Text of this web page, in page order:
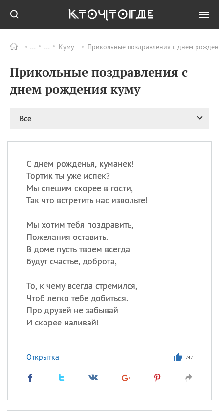
Куму Прикольные поздравления с днем
Прикольные поздравления с
днем рождения куму
Все
С днем рожденья, куманек!
Тортик ты уже испек?
Мы спешим скорее в гости,
Так что встретить нас извольте!
Мы хотим тебя поздравить,
Пожелания оставить.
В доме пусть твоем всегда
Будут счастье, доброта,
То, к чему всегда стремился,
Чтоб легко тебе добиться.
Про друзей не забывай
И скорее наливай!
Открытка 242
ПРАЗДНИКИ Все
09.08 День памяти жертв
атомной
бомбардировки
день
рисового пудинга
09.08
(Smokey Bear Day)
Сегодня празднуют именины
Сергей
Посмотреть значение
происхождение